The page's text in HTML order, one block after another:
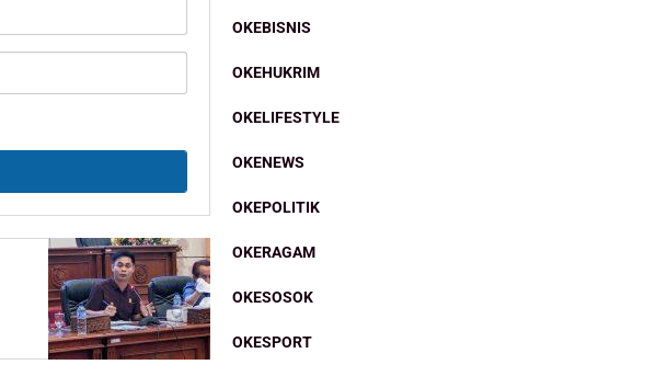
OKEBISNIS
OKEHUKRIM
OKELIFESTYLE
OKENEWS
OKEPOLITIK
OKERAGAM
OKESOSOK
OKESPORT